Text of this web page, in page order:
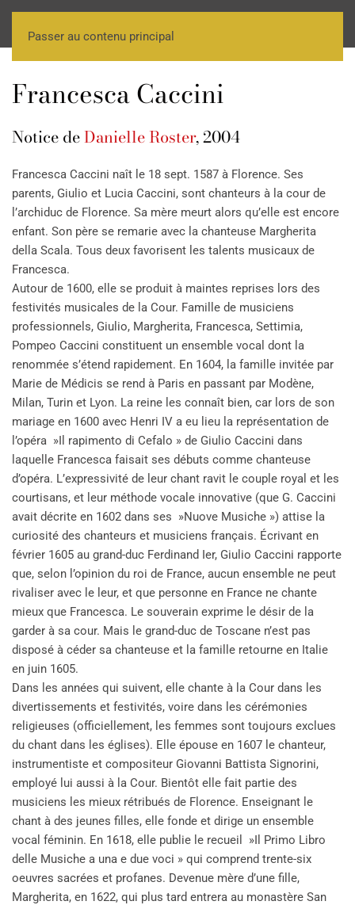
Passer au contenu principal
Francesca Caccini
Notice deDanielle Roster, 2004
Francesca Caccini naît le 18 sept. 1587 à Florence. Ses
parents, Giulio et Lucia Caccini, sont chanteurs à la cour de
l’archiduc de Florence. Sa mère meurt alors qu’elle est encore
enfant. Son père se remarie avec la chanteuse Margherita
della Scala. Tous deux favorisent les talents musicaux de
Francesca.
Autour de 1600, elle se produit à maintes reprises lors des
festivités musicales de la Cour. Famille de musiciens
professionnels, Giulio, Margherita, Francesca, Settimia,
Pompeo Caccini constituent un ensemble vocal dont la
renommée s’étend rapidement. En 1604, la famille invitée par
Marie de Médicis se rend à Paris en passant par Modène,
Milan, Turin et Lyon. La reine les connaît bien, car lors de son
mariage en 1600 avec Henri IV a eu lieu la représentation de
l’opéra »Il rapimento di Cefalo » de Giulio Caccini dans
laquelle Francesca faisait ses débuts comme chanteuse
d’opéra. L’expressivité de leur chant ravit le couple royal et les
courtisans, et leur méthode vocale innovative (que G. Caccini
avait décrite en 1602 dans ses »Nuove Musiche ») attise la
curiosité des chanteurs et musiciens français. Écrivant en
février 1605 au grand-duc Ferdinand Ier, Giulio Caccini rapporte
que, selon l’opinion du roi de France, aucun ensemble ne peut
rivaliser avec le leur, et que personne en France ne chante
mieux que Francesca. Le souverain exprime le désir de la
garder à sa cour. Mais le grand-duc de Toscane n’est pas
disposé à céder sa chanteuse et la famille retourne en Italie
en juin 1605.
Dans les années qui suivent, elle chante à la Cour dans les
divertissements et festivités, voire dans les cérémonies
religieuses (officiellement, les femmes sont toujours exclues
du chant dans les églises). Elle épouse en 1607 le chanteur,
instrumentiste et compositeur Giovanni Battista Signorini,
employé lui aussi à la Cour. Bientôt elle fait partie des
musiciens les mieux rétribués de Florence. Enseignant le
chant à des jeunes filles, elle fonde et dirige un ensemble
vocal féminin. En 1618, elle publie le recueil »Il Primo Libro
delle Musiche a una e due voci » qui comprend trente-six
oeuvres sacrées et profanes. Devenue mère d’une fille,
Margherita, en 1622, qui plus tard entrera au monastère San